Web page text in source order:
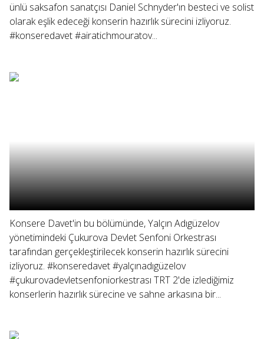
ünlü saksafon sanatçısı Daniel Schnyder'ın besteci ve solist
olarak eşlik edeceği konserin hazırlık sürecini izliyoruz.
#konseredavet #airatichmouratov...
Konsere Davet'in bu bölümünde, Yalçın Adıgüzelov
yönetimindeki Çukurova Devlet Senfoni Orkestrası
tarafından gerçekleştirilecek konserin hazırlık sürecini
izliyoruz. #konseredavet #yalçınadıgüzelov
#çukurovadevletsenfoniorkestrası TRT 2'de izlediğimiz
konserlerin hazırlık sürecine ve sahne arkasına bir...